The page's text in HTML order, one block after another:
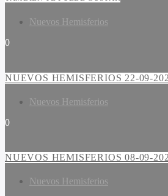
Nuevos Hemisferios
0
NUEVOS HEMISFERIOS 22-09-
Nuevos Hemisferios
0
NUEVOS HEMISFERIOS 08-09-
Nuevos Hemisferios